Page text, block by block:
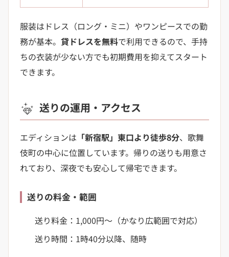
服装はドレス（ロング・ミニ）やワンピースでの勤
務が基本。貸ドレスを無料で利用できるので、手持
ちの衣装が少ない方でも初期費用を抑えてスタート
できます。
送りの運用・アクセス
エディションは 「新宿駅」東口より徒歩8分、歌舞
伎町の中心に位置しています。帰りの送りも用意さ
れており、深夜でも安心して帰宅できます。
送りの料金・範囲
送り料金：1,000円〜（かなり広範囲で対応）
送り時間：1時40分以降、随時